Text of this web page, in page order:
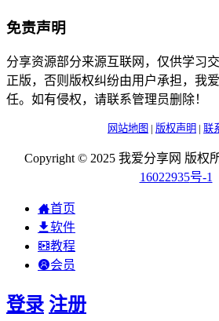
免责声明
分享资源部分来源互联网，仅供学习
正版，否则版权纠纷由用户承担，我
任。如有侵权，请联系管理员删除！
网站地图 | 版权声明 | 联
Copyright © 2025 我爱分享网 版权
16022935号-1
首页
软件
教程
会员
登录 注册